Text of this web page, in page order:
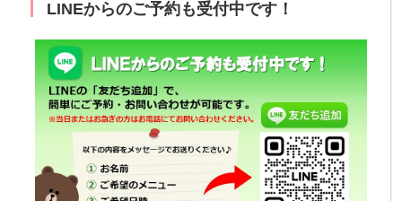
LINEからのご予約も受付中です！